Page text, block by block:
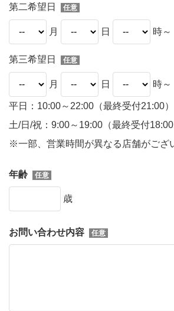
第二希望日
月 日 時～
第三希望日
月 日 時～
平日：10:00～22:00（最終受付21:00）
土/日/祝：9:00～19:00（最終受付18:00
※一部、営業時間が異なる店舗がござ
年齢
歳
お問い合わせ内容